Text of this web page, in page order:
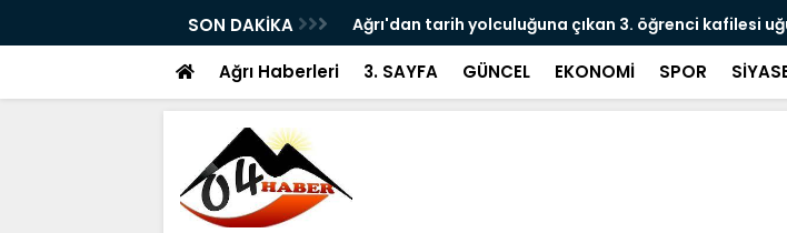
SON DAKİKA
ile Ağrı'da Obezite Cerrahisi Dönemi Ağrı'dan tarih yolculuğuna çıkan 3. öğrenci kafilesi
Ağrı Haberleri 3. SAYFA GÜNCEL EKONOMİ SPOR